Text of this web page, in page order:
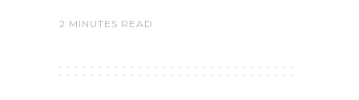
2 MINUTES READ